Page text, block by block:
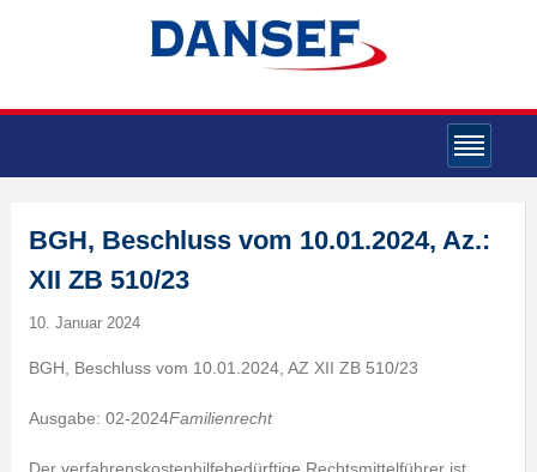
BGH, Beschluss vom 10.01.2024, Az.:
XII ZB 510/23
10. Januar 2024
BGH, Beschluss vom 10.01.2024, AZ XII ZB 510/23
Ausgabe: 02-2024Familienrecht